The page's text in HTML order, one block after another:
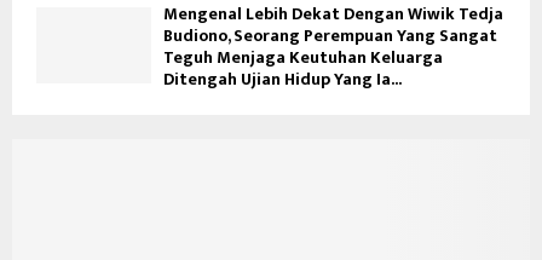
Mengenal Lebih Dekat Dengan Wiwik Tedja
Budiono, Seorang Perempuan Yang Sangat
Teguh Menjaga Keutuhan Keluarga
Ditengah Ujian Hidup Yang Ia...